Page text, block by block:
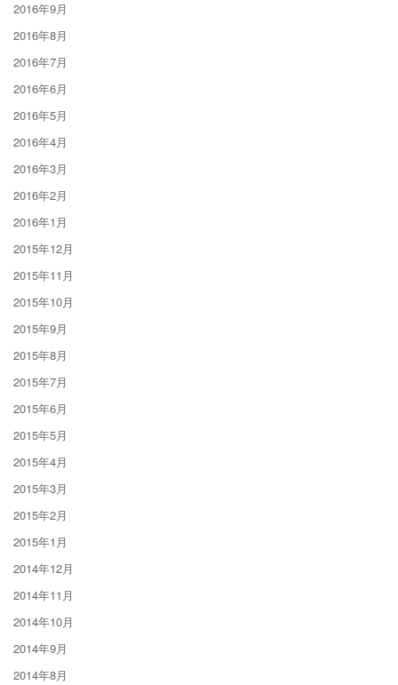
2016年9月
2016年8月
2016年7月
2016年6月
2016年5月
2016年4月
2016年3月
2016年2月
2016年1月
2015年12月
2015年11月
2015年10月
2015年9月
2015年8月
2015年7月
2015年6月
2015年5月
2015年4月
2015年3月
2015年2月
2015年1月
2014年12月
2014年11月
2014年10月
2014年9月
2014年8月